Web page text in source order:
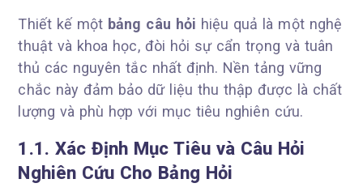
Thiết kế một bảng câu hỏi hiệu quả là một nghệ
thuật và khoa học, đòi hỏi sự cẩn trọng và tuân
thủ các nguyên tắc nhất định. Nền tảng vững
chắc này đảm bảo dữ liệu thu thập được là chất
lượng và phù hợp với mục tiêu nghiên cứu.
1.1. Xác Định Mục Tiêu và Câu Hỏi
Nghiên Cứu Cho Bảng Hỏi